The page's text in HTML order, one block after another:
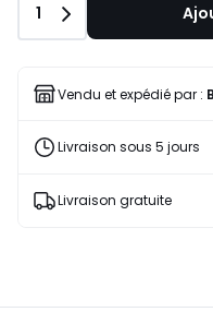
Quantité
1
Vendu et expédié par :
Livraison sous 5 jours
Livraison gratuite